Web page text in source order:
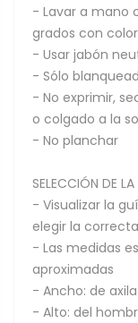
- Lavar a mano
grados con
- Usar jabón
- Sólo
- No exprimir,
o colgado a la
- No planchar
SELECCIÓN DE LA
- Visualizar la
elegir la correcta
- Las medidas
aproximadas
- Ancho: de
- Alto: del